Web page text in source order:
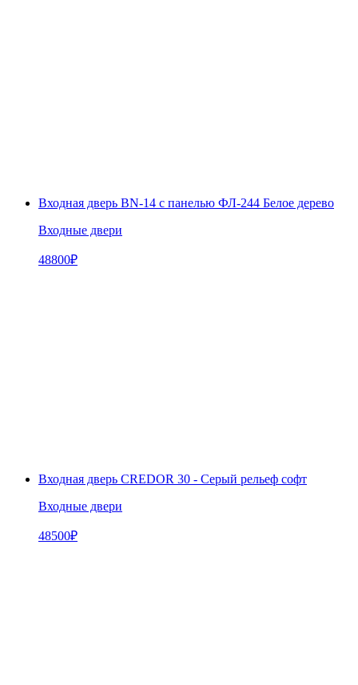
Входная дверь BN-14 с панелью ФЛ-244 Белое дерево
Входные двери
48800₽
Входная дверь CREDOR 30 - Серый рельеф софт
Входные двери
48500₽